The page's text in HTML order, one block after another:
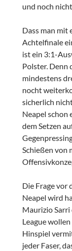
und noch
Dass man mit
Achtelfinale
ist ein 3:1-
Polster. Denn
mindestens
nocht
sicherlich
Neapel schon
dem Setzen
Schießen von
Die Frage vor
Neapel wird
Maurizio Sarri
League
Hinspiel
jeder Faser,